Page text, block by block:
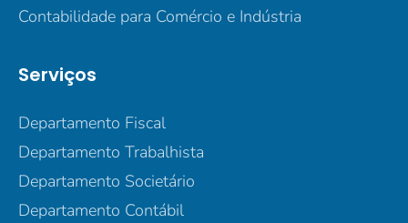
Contabilidade para Comércio e Indústria
Serviços
Departamento Fiscal
Departamento Trabalhista
Departamento Societário
Departamento Contábil